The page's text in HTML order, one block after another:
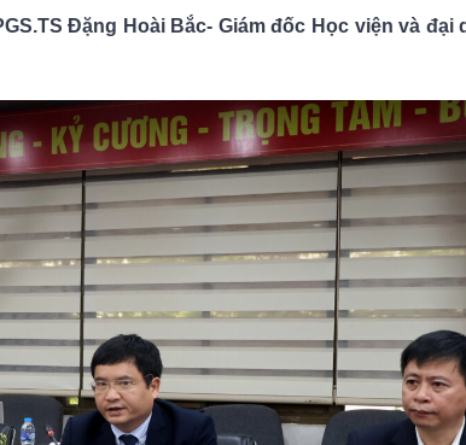
Đặng Hoài Bắc- Giám đốc Học viện và đại